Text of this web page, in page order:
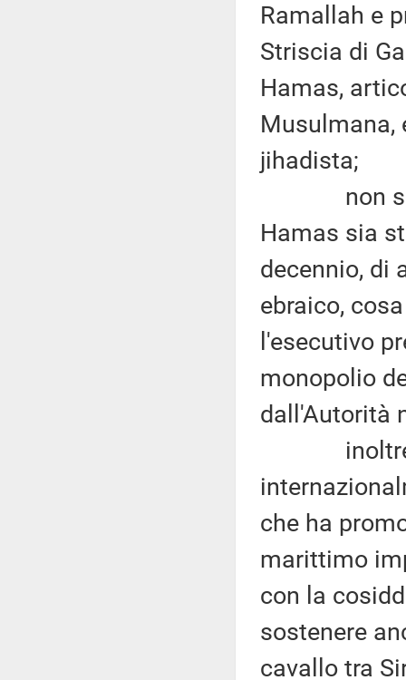
Ramallah e
Striscia di
Hamas,
Musulmana,
jihadista;
non si
Hamas sia
decennio, di
ebraico,
l'esecutivo
monopolio
dall'Autorità
inoltre si
che ha
marittimo
con la
sostenere
cavallo tra